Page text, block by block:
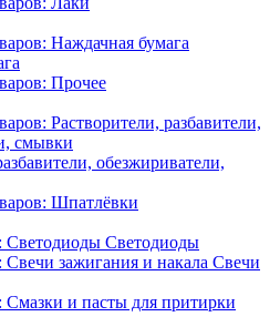
обезжириватели,
Светодиоды
Свечи